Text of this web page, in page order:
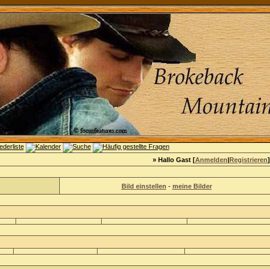
» Hallo Gast [Anmelden|Registrieren]
Bild einstellen - meine Bilder